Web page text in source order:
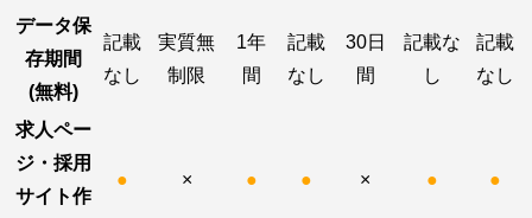
データ保
存期間
(無料)
記載
なし
実質無
制限
1年
間
記載
なし
30日
間
記載な
し
記載
なし
求人ペー
ジ・採用
サイト作
● × ● ● × ● ●